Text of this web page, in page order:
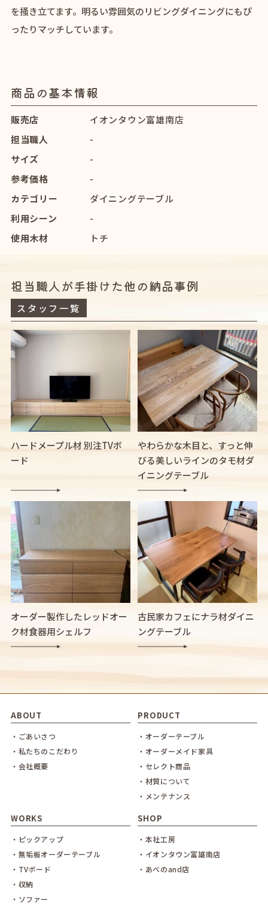
を掻き立てます。明るい雰囲気のリビングダイニングにもぴ
ったりマッチしています。
商品の基本情報
販売店
イオンタウン富雄南店
担当職人
-
サイズ
-
参考価格
-
カテゴリー
ダイニングテーブル
利用シーン
-
使用木材
トチ
担当職人が手掛けた他の納品事例
スタッフ一覧
ハードメープル材 別注TVボ
ード
やわらかな木目と、すっと伸
びる美しいラインのタモ材ダ
イニングテーブル
オーダー製作したレッドオー
ク材食器用シェルフ
古民家カフェにナラ材ダイニ
ングテーブル
ABOUT
・ごあいさつ
・私たちのこだわり
・会社概要
PRODUCT
・オーダーテーブル
・オーダーメイド家具
・セレクト商品
・材質について
・メンテナンス
WORKS
・ピックアップ
・無垢板オーダーテーブル
・TVボード
・収納
・ソファー
SHOP
・本社工房
・イオンタウン富雄南店
・あべのand店